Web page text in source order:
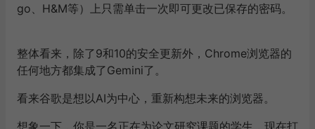
go、H&M等）上只需单击一次即可更改已保存的密码。
整体看来，除了9和10的安全更新外，Chrome浏览器的
任何地方都集成了Gemini了。
看来谷歌是想以AI为中心，重新构想未来的浏览器。
想象一下，你是一名正在为论文研究课题的学生，现在打